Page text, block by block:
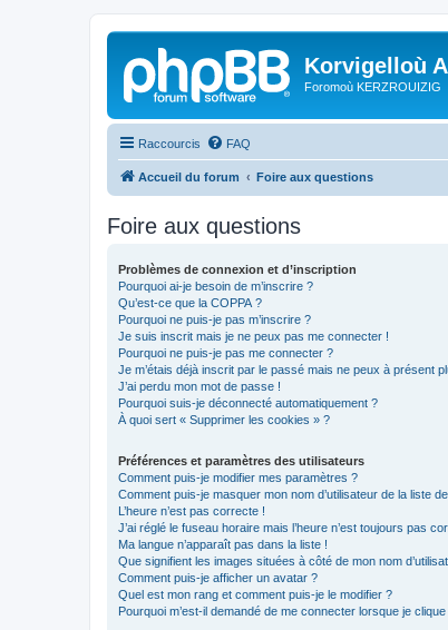
Korvigelloù
Foromoù KERZROUIZIG
Raccourcis FAQ
Accueil du forum Foire aux questions
Foire aux questions
Problèmes de connexion et d’inscription
Pourquoi ai-je besoin de m’inscrire ?
Qu’est-ce que la COPPA ?
Pourquoi ne puis-je pas m’inscrire ?
Je suis inscrit mais je ne peux pas me connecter !
Pourquoi ne puis-je pas me connecter ?
Je m’étais déjà inscrit par le passé mais ne peux à présent
J’ai perdu mon mot de passe !
Pourquoi suis-je déconnecté automatiquement ?
À quoi sert « Supprimer les cookies » ?
Préférences et paramètres des utilisateurs
Comment puis-je modifier mes paramètres ?
Comment puis-je masquer mon nom d’utilisateur de la liste
L’heure n’est pas correcte !
J’ai réglé le fuseau horaire mais l’heure n’est toujours pas
Ma langue n’apparaît pas dans la liste !
Que signifient les images situées à côté de mon nom
Comment puis-je afficher un avatar ?
Quel est mon rang et comment puis-je le modifier ?
Pourquoi m’est-il demandé de me connecter lorsque je